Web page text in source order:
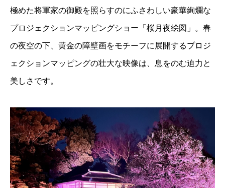
極めた将軍家の御殿を照らすのにふさわしい豪華絢爛な
プロジェクションマッピングショー「桜月夜絵図」。春
の夜空の下、黄金の障壁画をモチーフに展開するプロジ
ェクションマッピングの壮大な映像は、息をのむ迫力と
美しさです。